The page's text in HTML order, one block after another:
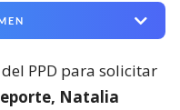
PPD para solicitar
Natalia